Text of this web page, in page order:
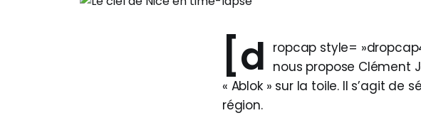
[d ropcap style=
nous propose Clément
« Ablok » sur la toile. Il s’agit
région.